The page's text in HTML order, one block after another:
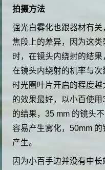
拍摄方法
强光白雾化也跟器材有
焦段上的差异，因为这
时，在镜头内绕射的结
在镜头内绕射的机率与
时光圈叶片开启的程度
的效果最好，以小百使
的结果，35 mm 的镜头
容易产生雾化，50mm
产生。
因为小百手边并没有中